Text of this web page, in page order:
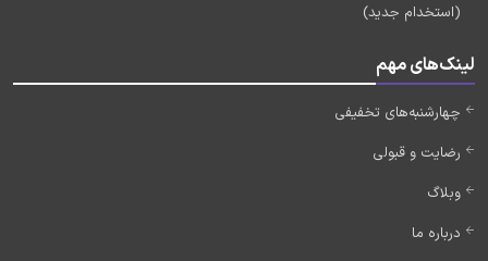
(استخدام جدید)
لینک‌های مهم
چهارشنبه‌های تخفیفی
رضایت و قبولی
وبلاگ
درباره ما